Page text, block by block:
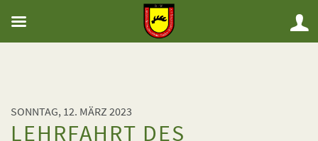
SONNTAG, 12. MÄRZ 2023
LEHRFAHRT DES